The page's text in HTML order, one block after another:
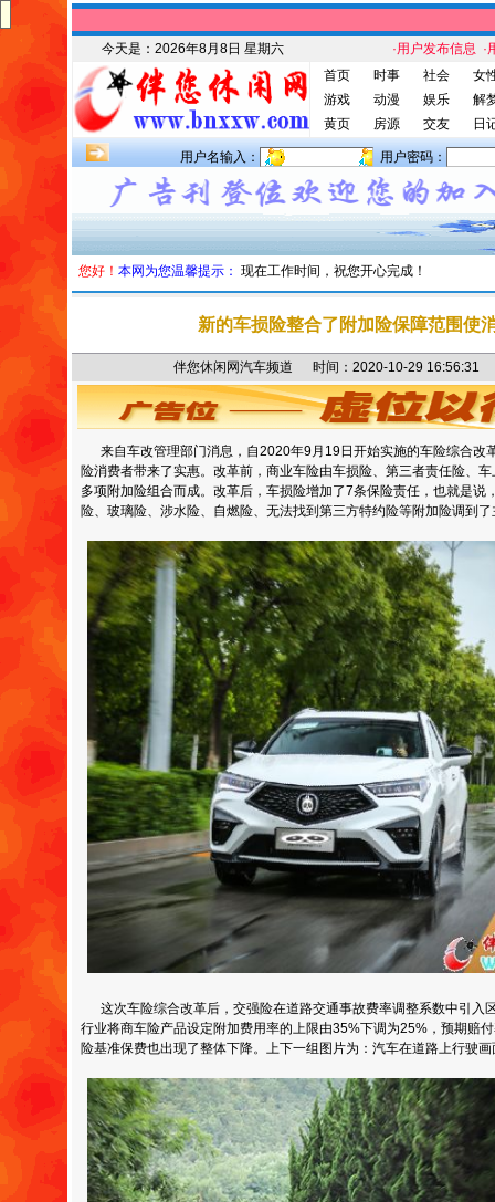
今天是： 2026年8月8日 星期六 ·用户发布信息 ·
首页
时事 社会
女
游戏
动漫 娱乐
解
黄页
房源 交友 日
用户名输入： 用户密码：
您好！ 本网为您温馨提示： 现在工作时间，祝您开心完成！
新的车损险整合了附加险保障范围使
伴您休闲网汽车频道 时间：2020-10-29
来自车改管理部门消息，自2020年9月19日开始实施的车险综合改
险消费者带来了实惠。改革前，商业车险由车损险、第三者责任险、
多项附加险组合而成。改革后，车损险增加了7条保险责任，也就是说
险、玻璃险、涉水险、自燃险、无法找到第三方特约险等附加险调到
这次车险综合改革后，交强险在道路交通事故费率调整系数中引入
行业将商车险产品设定附加费用率的上限由35%下调为25%，预期赔
险基准保费也出现了整体下降。上下一组图片为：汽车在道路上行驶画